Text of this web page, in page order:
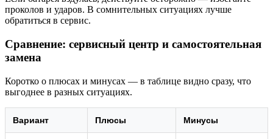
проколов и ударов. В сомнительных ситуациях лучше
обратиться в сервис.
Сравнение: сервисный центр и самостоятельная
замена
Коротко о плюсах и минусах — в таблице видно сразу, что
выгоднее в разных ситуациях.
Вариант Плюсы Минусы